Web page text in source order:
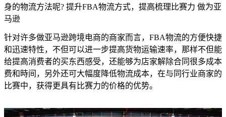
身的物流方法呢? 提升FBA物流方式，提高梳理比赛力 做为亚
马逊
针对许多做亚马逊跨境电商的商家而言，FBA物流的方便快捷
和迅速特性，不但可以进一步提高货物运输速率，那样不但能
给提高消费者的买东西感受，还能够为店家解除合同很多成本
费和時间，另外还可大幅度降低物流成本，在与同行业商家的
比赛中，获得更具有比赛力的价格的优势。